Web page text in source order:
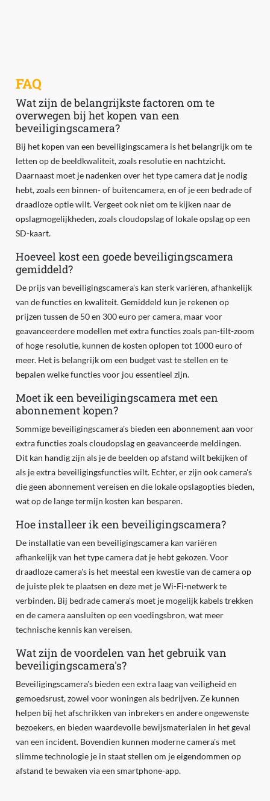
FAQ
Wat zijn de belangrijkste factoren om te
overwegen bij het kopen van een
beveiligingscamera?
Bij het kopen van een beveiligingscamera is het belangrijk om te
letten op de beeldkwaliteit, zoals resolutie en nachtzicht.
Daarnaast moet je nadenken over het type camera dat je nodig
hebt, zoals een binnen- of buitencamera, en of je een bedrade of
draadloze optie wilt. Vergeet ook niet om te kijken naar de
opslagmogelijkheden, zoals cloudopslag of lokale opslag op een
SD-kaart.
Hoeveel kost een goede beveiligingscamera
gemiddeld?
De prijs van beveiligingscamera's kan sterk variëren, afhankelijk
van de functies en kwaliteit. Gemiddeld kun je rekenen op
prijzen tussen de 50 en 300 euro per camera, maar voor
geavanceerdere modellen met extra functies zoals pan-tilt-zoom
of hoge resolutie, kunnen de kosten oplopen tot 1000 euro of
meer. Het is belangrijk om een budget vast te stellen en te
bepalen welke functies voor jou essentieel zijn.
Moet ik een beveiligingscamera met een
abonnement kopen?
Sommige beveiligingscamera's bieden een abonnement aan voor
extra functies zoals cloudopslag en geavanceerde meldingen.
Dit kan handig zijn als je de beelden op afstand wilt bekijken of
als je extra beveiligingsfuncties wilt. Echter, er zijn ook camera's
die geen abonnement vereisen en die lokale opslagopties bieden,
wat op de lange termijn kosten kan besparen.
Hoe installeer ik een beveiligingscamera?
De installatie van een beveiligingscamera kan variëren
afhankelijk van het type camera dat je hebt gekozen. Voor
draadloze camera's is het meestal een kwestie van de camera op
de juiste plek te plaatsen en deze met je Wi-Fi-netwerk te
verbinden. Bij bedrade camera's moet je mogelijk kabels trekken
en de camera aansluiten op een voedingsbron, wat meer
technische kennis kan vereisen.
Wat zijn de voordelen van het gebruik van
beveiligingscamera's?
Beveiligingscamera's bieden een extra laag van veiligheid en
gemoedsrust, zowel voor woningen als bedrijven. Ze kunnen
helpen bij het afschrikken van inbrekers en andere ongewenste
bezoekers, en bieden waardevolle bewijsmaterialen in het geval
van een incident. Bovendien kunnen moderne camera's met
slimme technologie je in staat stellen om je eigendommen op
afstand te bewaken via een smartphone-app.